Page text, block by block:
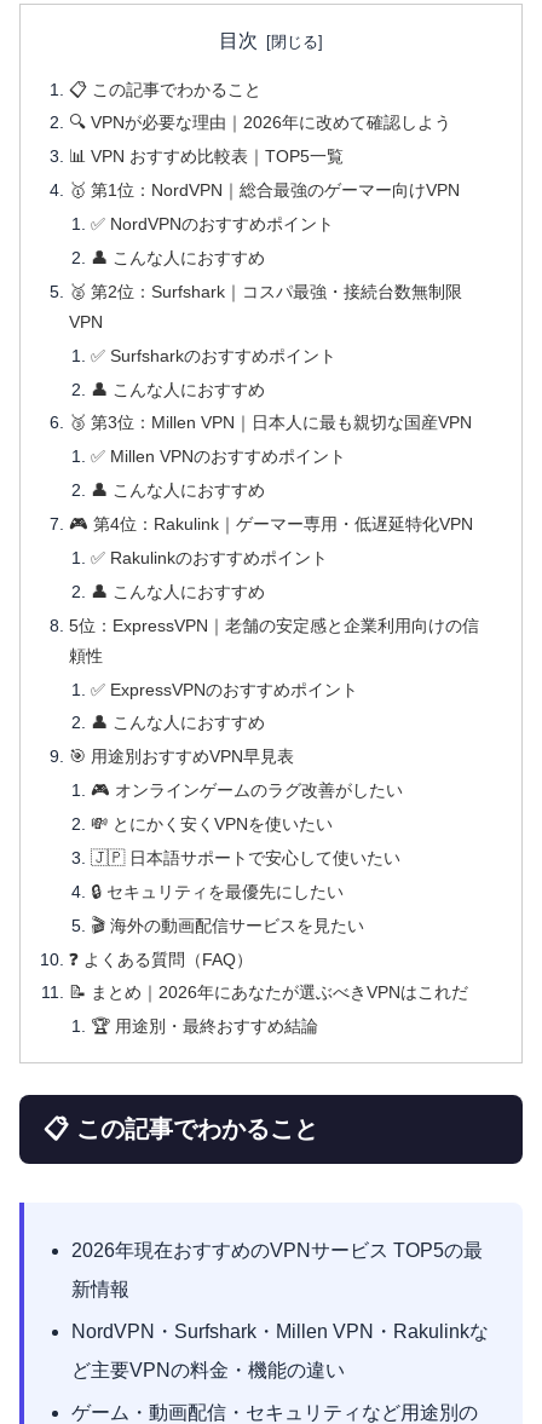
目次
📋 この記事でわかること
🔍 VPNが必要な理由｜2026年に改めて確認しよう
📊 VPN おすすめ比較表｜TOP5一覧
🥇 第1位：NordVPN｜総合最強のゲーマー向けVPN
✅ NordVPNのおすすめポイント
👤 こんな人におすすめ
🥈 第2位：Surfshark｜コスパ最強・接続台数無制限
VPN
✅ Surfsharkのおすすめポイント
👤 こんな人におすすめ
🥉 第3位：Millen VPN｜日本人に最も親切な国産VPN
✅ Millen VPNのおすすめポイント
👤 こんな人におすすめ
🎮 第4位：Rakulink｜ゲーマー専用・低遅延特化VPN
✅ Rakulinkのおすすめポイント
👤 こんな人におすすめ
5位：ExpressVPN｜老舗の安定感と企業利用向けの信
頼性
✅ ExpressVPNのおすすめポイント
👤 こんな人におすすめ
🎯 用途別おすすめVPN早見表
🎮 オンラインゲームのラグ改善がしたい
💸 とにかく安くVPNを使いたい
🇯🇵 日本語サポートで安心して使いたい
🔒 セキュリティを最優先にしたい
🎬 海外の動画配信サービスを見たい
❓ よくある質問（FAQ）
📝 まとめ｜2026年にあなたが選ぶべきVPNはこれだ
🏆 用途別・最終おすすめ結論
📋 この記事でわかること
2026年現在おすすめのVPNサービス TOP5の最
新情報
NordVPN・Surfshark・Millen VPN・Rakulinkな
ど主要VPNの料金・機能の違い
ゲーム・動画配信・セキュリティなど用途別の